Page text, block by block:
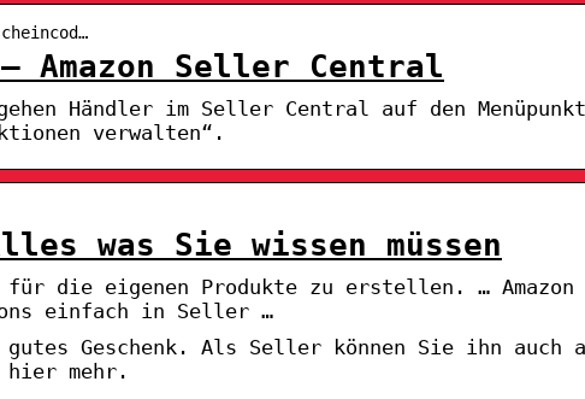
Amazon Seller Central
Händler im Seller Central auf den
verwalten“.
was Sie wissen müssen
für die eigenen Produkte zu erstellen. … Amazon
einfach in Seller …
Geschenk. Als Seller können Sie ihn auch
hier mehr.